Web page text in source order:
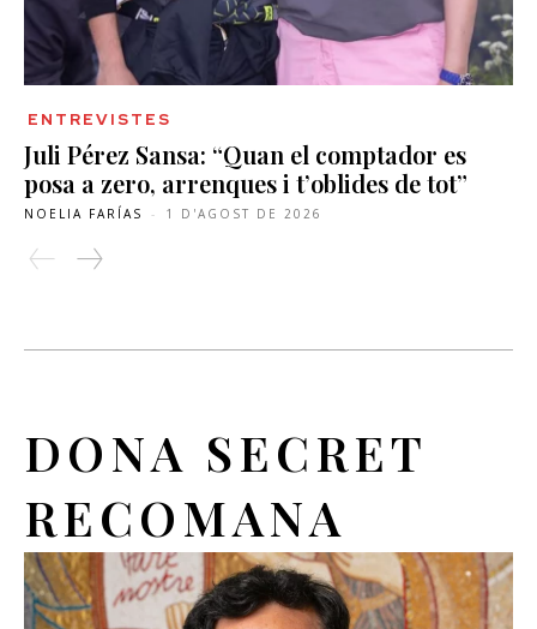
ENTREVISTES
Juli Pérez Sansa: “Quan el comptador es
posa a zero, arrenques i t’oblides de tot”
NOELIA FARÍAS - 1 D'AGOST DE 2026
DONA SECRET
RECOMANA